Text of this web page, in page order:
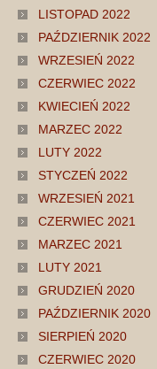
LISTOPAD 2022
PAŹDZIERNIK 2022
WRZESIEŃ 2022
CZERWIEC 2022
KWIECIEŃ 2022
MARZEC 2022
LUTY 2022
STYCZEŃ 2022
WRZESIEŃ 2021
CZERWIEC 2021
MARZEC 2021
LUTY 2021
GRUDZIEŃ 2020
PAŹDZIERNIK 2020
SIERPIEŃ 2020
CZERWIEC 2020